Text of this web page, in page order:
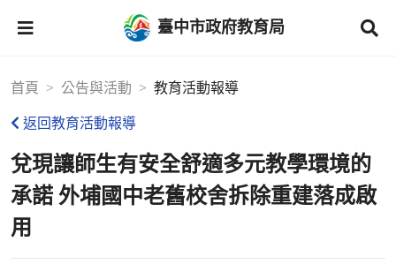
臺中市政府教育局
首頁 公告與活動 教育活動報導
返回教育活動報導
兌現讓師生有安全舒適多元教學環境的
承諾 外埔國中老舊校舍拆除重建落成啟
用